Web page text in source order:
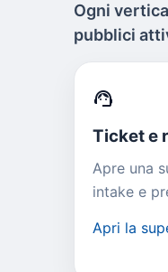
Ogni
pubblici
support_agent
Ticket e
Apre una
intake e
Apri la